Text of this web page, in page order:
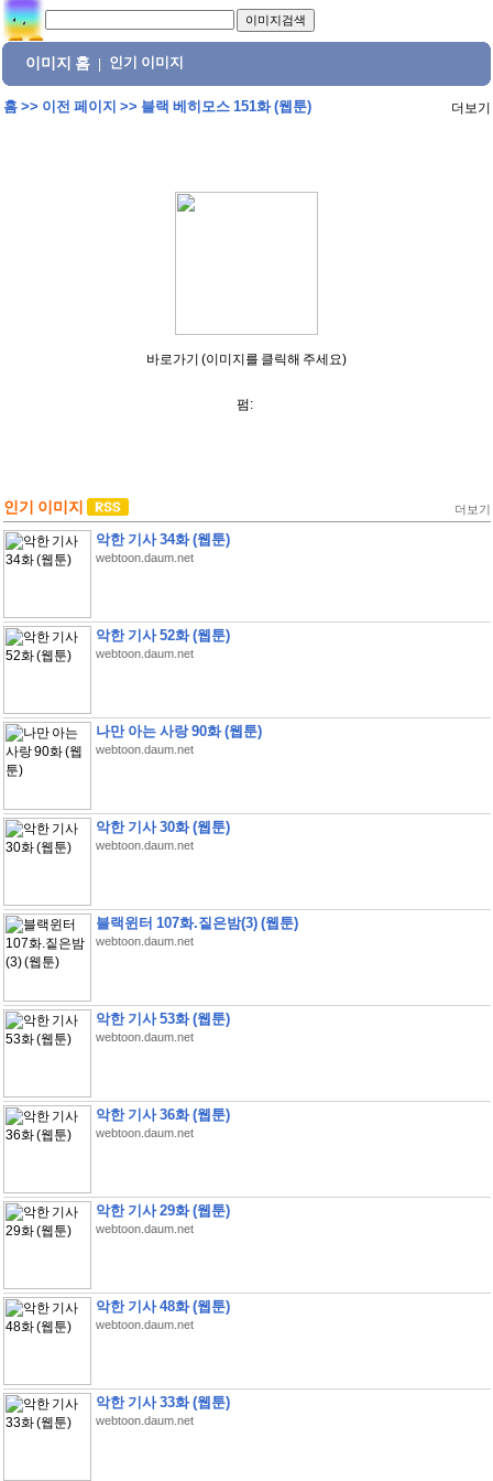
이미지 홈 인기 이미지
홈>> 이전 페이지 >> 블랙 베히모스 151화 (웹툰) 더보기
바로가기 (이미지를 클릭해 주세요)
펌:
인기 이미지 더보기
악한 기사 34화 (웹툰)
webtoon.daum.net
악한 기사 52화 (웹툰)
webtoon.daum.net
나만 아는 사랑 90화 (웹툰)
webtoon.daum.net
악한 기사 30화 (웹툰)
webtoon.daum.net
블랙윈터 107화.짙은밤(3) (웹툰)
webtoon.daum.net
악한 기사 53화 (웹툰)
webtoon.daum.net
악한 기사 36화 (웹툰)
webtoon.daum.net
악한 기사 29화 (웹툰)
webtoon.daum.net
악한 기사 48화 (웹툰)
webtoon.daum.net
악한 기사 33화 (웹툰)
webtoon.daum.net